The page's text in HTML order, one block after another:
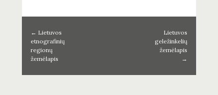
← Lietuvos
etnografinių
regionų
žemėlapis
Lietuvos
geležinkelių
žemėlapis
→